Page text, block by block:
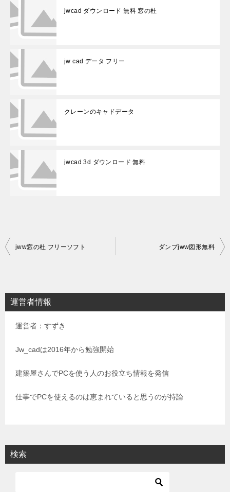
jwcad ダウンロード 無料 窓の杜
jw cad データ フリー
クレーンのキャドデータ
jwcad 3d ダウンロード 無料
投
ビ
ゲ
jww窓の杜 フリーソフト ダンプjww図形無料
運営者情報
運営者：すずき
Jw_cadは2016年から勉強開始
建築屋さんでPCを使う人のお役立ち情報を発信
仕事でPCを使えるのは恵まれていると思うのが持論
検索